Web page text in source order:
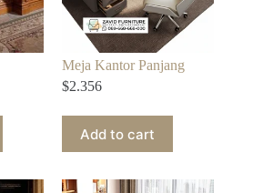
Meja Kantor Panjang
$2.356
Add to cart